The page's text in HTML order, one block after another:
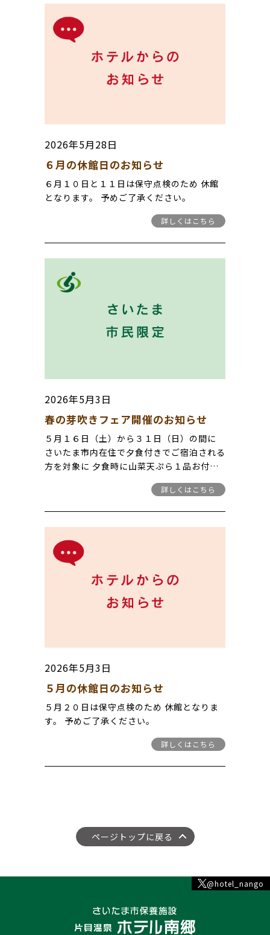
2026年5月28日
６月の休館日のお知らせ
６月１０日と１１日は保守点検のため 休館
となります。 予めご了承ください。
詳しくはこちら
2026年5月3日
春の芽吹きフェア開催のお知らせ
５月１６日（土）から３１日（日）の間に
さいたま市内在住で夕食付きでご宿泊される
方を対象に 夕食時に山菜天ぷら１品お付け
します。 南会津の春の山の味覚をご堪能下
さい♪♪♪ ※なお、お子様用夕食を注文の
詳しくはこちら
2026年5月3日
５月の休館日のお知らせ
５月２０日は保守点検のため 休館となりま
す。 予めご了承ください。
詳しくはこちら
ページトップに戻る
@hotel_nango